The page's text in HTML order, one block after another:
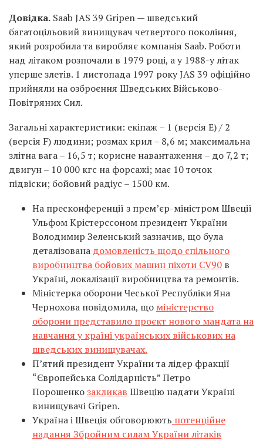
Довідка. Saab JAS 39 Gripen — шведський
багатоцільовий винищувач четвертого покоління,
який розробила та виробляє компанія Saab. Роботи
над літаком розпочали в 1979 році, а у 1988-у літак
уперше злетів. 1 листопада 1997 року JAS 39 офіційно
прийняли на озброєння Шведських Військово-
Повітряних Сил.
Загальні характеристики: екіпаж – 1 (версія E) / 2
(версія F) людини; розмах крил – 8,6 м; максимальна
злітна вага – 16,5 т; корисне навантаження – до 7,2 т;
двигун – 10 000 кгс на форсажі; має 10 точок
підвіски; бойовий радіус – 1500 км.
На пресконференції з прем’єр-міністром Швеції
Ульфом Крістерссоном президент України
Володимир Зеленський зазначив, що була
деталізована домовленість щодо спільного
виробництва бойових машин піхоти CV90 в
Україні, локалізації виробництва та ремонтів.
Міністерка оборони Чеської Республіки Яна
Чернохова повідомила, що міністерство
оборони представило проєкт нового мандата на
навчання у країні українських військових на
шведських винищувачах.
П’ятий президент України та лідер фракції
“Європейська Солідарність” Петро
Порошенкозакликав Швецію надати Україні
винищувачі Gripen.
Україна і Швеція обговорюють потенційне
надання Збройним силам України літаків